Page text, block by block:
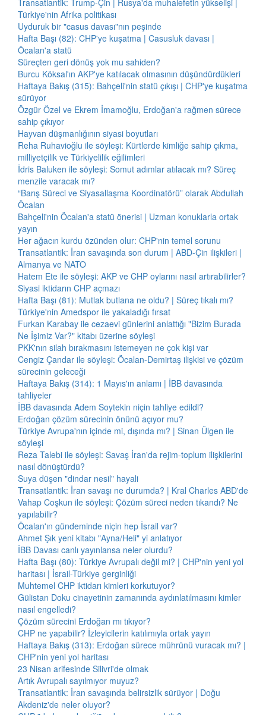
Transatlantik: Trump-Çin | Rusya'da muhalefetin yükselişi |
Türkiye'nin Afrika politikası
Uyduruk bir "casus davası"nın peşinde
Hafta Başı (82): CHP'ye kuşatma | Casusluk davası |
Öcalan'a statü
Süreçten geri dönüş yok mu sahiden?
Burcu Köksal'ın AKP'ye katılacak olmasının düşündürdükleri
Haftaya Bakış (315): Bahçeli'nin statü çıkışı | CHP'ye kuşatma
sürüyor
Özgür Özel ve Ekrem İmamoğlu, Erdoğan'a rağmen sürece
sahip çıkıyor
Hayvan düşmanlığının siyasi boyutları
Reha Ruhavioğlu ile söyleşi: Kürtlerde kimliğe sahip çıkma,
milliyetçilik ve Türkiyelilik eğilimleri
İdris Baluken ile söyleşi: Somut adımlar atılacak mı? Süreç
menzile varacak mı?
“Barış Süreci ve Siyasallaşma Koordinatörü” olarak Abdullah
Öcalan
Bahçeli'nin Öcalan'a statü önerisi | Uzman konuklarla ortak
yayın
Her ağacın kurdu özünden olur: CHP'nin temel sorunu
Transatlantik: İran savaşında son durum | ABD-Çin ilişkileri |
Almanya ve NATO
Hatem Ete ile söyleşi: AKP ve CHP oylarını nasıl artırabilirler?
Siyasi iktidarın CHP açmazı
Hafta Başı (81): Mutlak butlana ne oldu? | Süreç tıkalı mı?
Türkiye'nin Amedspor ile yakaladığı fırsat
Furkan Karabay ile cezaevi günlerini anlattığı "Bizim Burada
Ne İşimiz Var?" kitabı üzerine söyleşi
PKK'nın silah bırakmasını istemeyen ne çok kişi var
Cengiz Çandar ile söyleşi: Öcalan-Demirtaş ilişkisi ve çözüm
sürecinin geleceği
Haftaya Bakış (314): 1 Mayıs'ın anlamı | İBB davasında
tahliyeler
İBB davasında Adem Soytekin niçin tahliye edildi?
Erdoğan çözüm sürecinin önünü açıyor mu?
Türkiye Avrupa'nın içinde mi, dışında mı? | Sinan Ülgen ile
söyleşi
Reza Talebi ile söyleşi: Savaş İran'da rejim-toplum ilişkilerini
nasıl dönüştürdü?
Suya düşen "dindar nesil" hayali
Transatlantik: İran savaşı ne durumda? | Kral Charles ABD'de
Vahap Coşkun ile söyleşi: Çözüm süreci neden tıkandı? Ne
yapılabilir?
Öcalan'ın gündeminde niçin hep İsrail var?
Ahmet Şık yeni kitabı "Ayna/Heli" yi anlatıyor
İBB Davası canlı yayınlansa neler olurdu?
Hafta Başı (80): Türkiye Avrupalı değil mi? | CHP'nin yeni yol
haritası | İsrail-Türkiye gerginliği
Muhtemel CHP iktidarı kimleri korkutuyor?
Gülistan Doku cinayetinin zamanında aydınlatılmasını kimler
nasıl engelledi?
Çözüm sürecini Erdoğan mı tıkıyor?
CHP ne yapabilir? İzleyicilerin katılımıyla ortak yayın
Haftaya Bakış (313): Erdoğan sürece mührünü vuracak mı? |
CHP'nin yeni yol haritası
23 Nisan arifesinde Silivri'de olmak
Artık Avrupalı sayılmıyor muyuz?
Transatlantik: İran savaşında belirsizlik sürüyor | Doğu
Akdeniz'de neler oluyor?